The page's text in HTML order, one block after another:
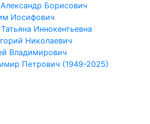
Борисович
Иосифович
Иннокентьевна
Николаевич
Владимирович
Петрович (1949-2025)